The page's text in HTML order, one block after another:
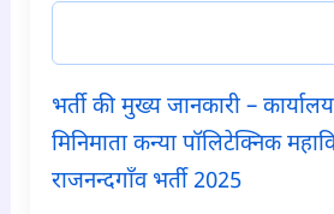
भर्ती की मुख्य जानकारी –
मिनिमाता कन्या पॉलिटेक्निक
राजनन्दगाँव भर्ती 2025